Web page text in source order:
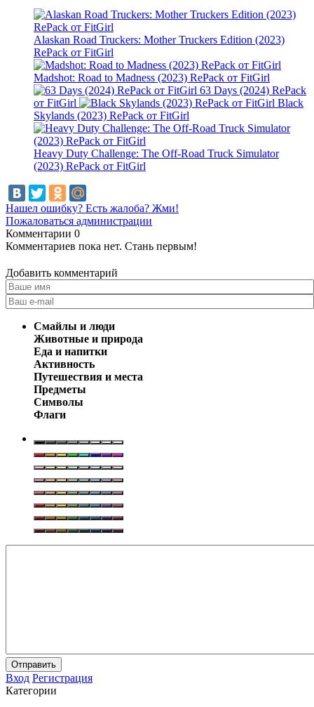
Alaskan Road Truckers: Mother Truckers Edition (2023)
RePack от FitGirl
Madshot: Road to Madness (2023) RePack от FitGirl
63 Days (2024) RePack
от FitGirl
Black
Skylands (2023) RePack от FitGirl
Heavy Duty Challenge: The Off-Road Truck Simulator
(2023) RePack от FitGirl
Нашел ошибку? Есть жалоба? Жми!
Пожаловаться администрации
Комментарии 0
Комментариев пока нет. Стань первым!
Добавить комментарий
Смайлы и люди
Животные и природа
Еда и напитки
Активность
Путешествия и места
Предметы
Символы
Флаги
Отправить
Вход Регистрация
Категории